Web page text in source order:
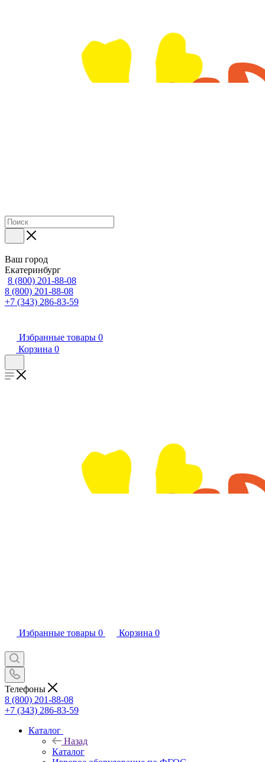
Ваш город
Екатеринбург
8 (800) 201-88-08
8 (800) 201-88-08
+7 (343) 286-83-59
Избранные товары 0
Корзина 0
Избранные товары 0 Корзина 0
Телефоны
8 (800) 201-88-08
+7 (343) 286-83-59
Каталог
Назад
Каталог